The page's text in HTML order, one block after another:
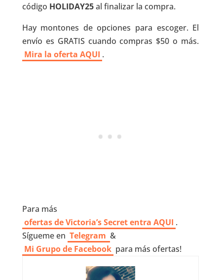
código HOLIDAY25al finalizar la compra.
Hay montones de opciones para escoger. El
envío es GRATIS cuando compras $50 o más.
Mira la oferta AQUI .
Para más
ofertas de Victoria’s Secret entra AQUI .
Sígueme en Telegram &
Mi Grupo de Facebook para más ofertas!